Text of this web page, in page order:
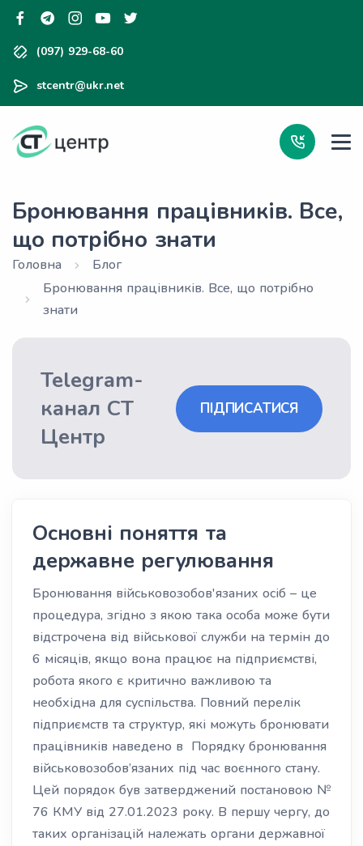
(097) 929-68-60
stcentr@ukr.net
Бронювання працівників. Все,
що потрібно знати
Головна
Блог
Бронювання працівників. Все, що потрібно
знати
Telegram-
канал СТ
Центр
ПІДПИСАТИСЯ
Основні поняття та
державне регулювання
Бронювання військовозобов'язаних осіб – це
процедура, згідно з якою така особа може бути
відстрочена від військової служби на термін до
6 місяців, якщо вона працює на підприємстві,
робота якого є критично важливою та
необхідна для суспільства. Повний перелік
підприємств та структур, які можуть бронювати
працівників наведено в Порядку бронювання
військовозобов’язаних під час воєнного стану.
Цей порядок був затверджений постановою №
76 КМУ від 27.01.2023 року. В першу чергу, до
таких організацій належать органи державної